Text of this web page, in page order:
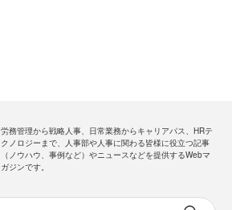
労務管理から戦略人事、日常業務からキャリアパス、HRテ
クノロジーまで、人事部や人事に関わる皆様に役立つ記事
（ノウハウ、事例など）やニュースなどを提供するWebマ
ガジンです。